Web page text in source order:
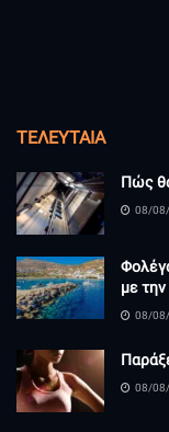
ΤΕΛΕΥΤΑΊΑ
Πώς
08/
με
08/
08/